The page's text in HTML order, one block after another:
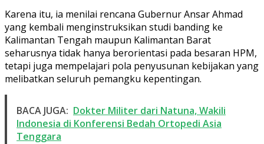
Karena itu, ia menilai rencana Gubernur Ansar Ahmad
yang kembali menginstruksikan studi banding ke
Kalimantan Tengah maupun Kalimantan Barat
seharusnya tidak hanya berorientasi pada besaran HPM,
tetapi juga mempelajari pola penyusunan kebijakan yang
melibatkan seluruh pemangku kepentingan.
BACA JUGA: Dokter Militer dari Natuna, Wakili
Indonesia di Konferensi Bedah Ortopedi Asia
Tenggara